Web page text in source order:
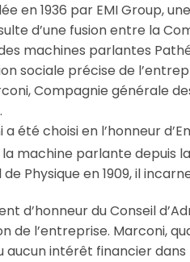
en 1936 par EMI Group,
d’une fusion entre la
machines parlantes
sociale précise de
Compagnie générale
été choisi en l’honneur
machine parlante depuis la
Physique en 1909, il
d’honneur du Conseil
de l’entreprise. Marconi,
aucun intérêt financier dans